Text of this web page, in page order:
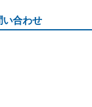
い合わせ